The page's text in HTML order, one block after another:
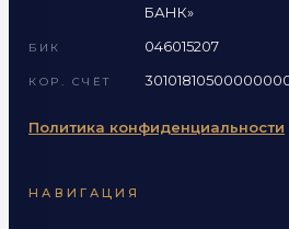
БАНК»
БИК 046015207
КОР. СЧЁТ
Политика конфиденциальности
НАВИГАЦИЯ